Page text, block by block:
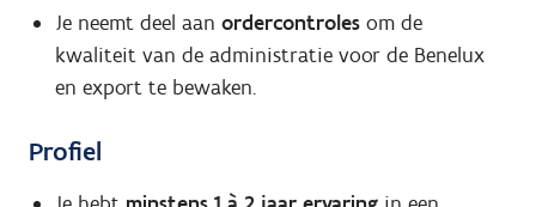
Je neemt deel aan ordercontrolesom de
kwaliteit van de administratie voor de Benelux
en export te bewaken.
Profiel